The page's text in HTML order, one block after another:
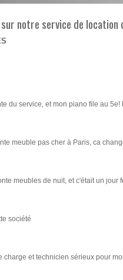
notre service de location
du service, et mon piano file au 5e!
meuble pas cher à Paris, ca
meubles de nuit, et c'était un jour
société
charge et technicien sérieux pour